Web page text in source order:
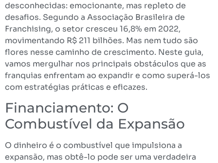
desconhecidas: emocionante, mas repleto de
desafios. Segundo a Associação Brasileira de
Franchising, o setor cresceu 16,8% em 2022,
movimentando R$ 211 bilhões. Mas nem tudo são
flores nesse caminho de crescimento. Neste guia,
vamos mergulhar nos principais obstáculos que as
franquias enfrentam ao expandir e como superá-los
com estratégias práticas e eficazes.
Financiamento: O
Combustível da Expansão
O dinheiro é o combustível que impulsiona a
expansão, mas obtê-lo pode ser uma verdadeira